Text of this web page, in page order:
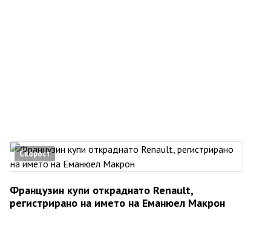
Скорост
Французин купи откраднато Renault,
регистрирано на името на Еманюел Макрон